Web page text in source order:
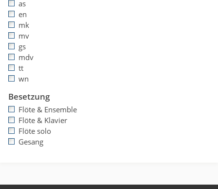
as
en
mk
mv
gs
mdv
tt
wn
Besetzung
Flöte & Ensemble
Flöte & Klavier
Flöte solo
Gesang